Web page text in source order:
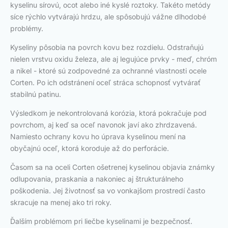
kyselinu sírovú, ocot alebo iné kyslé roztoky. Takéto metódy
síce rýchlo vytvárajú hrdzu, ale spôsobujú vážne dlhodobé
problémy.
Kyseliny pôsobia na povrch kovu bez rozdielu. Odstraňujú
nielen vrstvu oxidu železa, ale aj legujúce prvky - meď, chróm
a nikel - ktoré sú zodpovedné za ochranné vlastnosti ocele
Corten. Po ich odstránení oceľ stráca schopnosť vytvárať
stabilnú patinu.
Výsledkom je nekontrolovaná korózia, ktorá pokračuje pod
povrchom, aj keď sa oceľ navonok javí ako zhrdzavená.
Namiesto ochrany kovu ho úprava kyselinou mení na
obyčajnú oceľ, ktorá koroduje až do perforácie.
Časom sa na oceli Corten ošetrenej kyselinou objavia známky
odlupovania, praskania a nakoniec aj štrukturálneho
poškodenia. Jej životnosť sa vo vonkajšom prostredí často
skracuje na menej ako tri roky.
Ďalším problémom pri liečbe kyselinami je bezpečnosť.